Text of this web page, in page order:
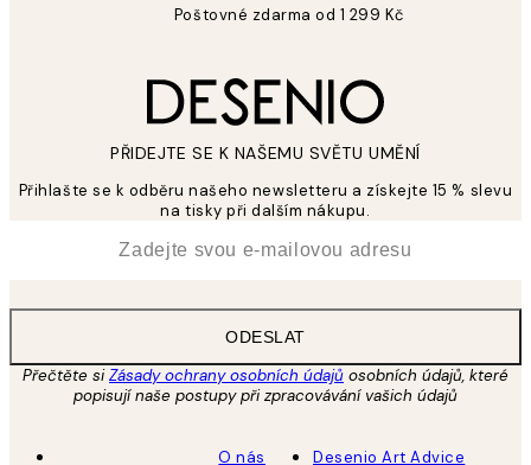
Poštovné zdarma od 1 299 Kč
PŘIDEJTE SE K NAŠEMU SVĚTU UMĚNÍ
Přihlašte se k odběru našeho newsletteru a získejte 15 % slevu
na tisky při dalším nákupu.
ODESLAT
Přečtěte siZásady ochrany osobních údajů osobních údajů, které
popisují naše postupy při zpracovávání vašich údajů
O nás
Desenio Art Advice